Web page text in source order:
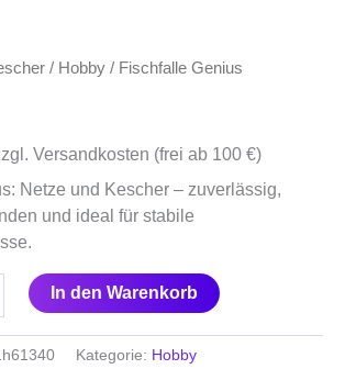
/ Hobby / Fischfalle Genius
Versandkosten (frei ab 100 €)
Netze und Kescher – zuverlässig,
und ideal für stabile
In den Warenkorb
Kategorie: Hobby